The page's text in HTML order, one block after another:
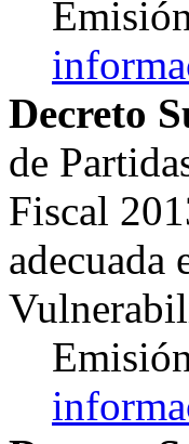
Decreto
de
Fiscal
adecuada